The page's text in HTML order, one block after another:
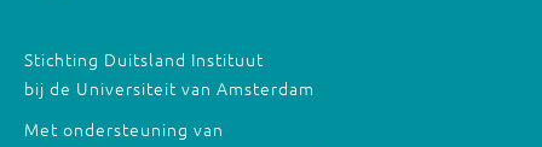
Stichting Duitsland Instituut
bij de Universiteit van Amsterdam
Met ondersteuning van